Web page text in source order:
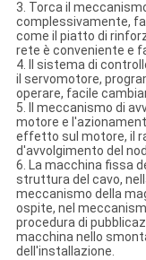
3. Torca il
complessivamente,
come il piatto di
rete è conveniente e
4. Il sistema di
il servomotore,
operare, facile
5. Il meccanismo di
motore e
effetto sul motore, il
d'avvolgimento del
6. La macchina fissa
struttura del cavo,
meccanismo della
ospite, nel
procedura di
macchina nello
dell'installazione.